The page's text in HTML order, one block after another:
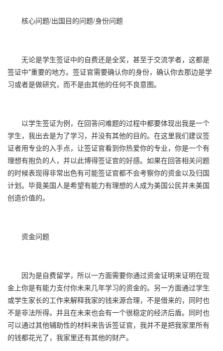
核心问题/出国目的问题/身份问题
无论是学生签证中的自费还是全奖，甚至于交流学者，这都是
签证中*重要的地方。签证官需要确认你的身份，确认你去那边是学
习或者是做研究，而不是由其他的任何不良意图。
以学生签证为例，在回答问难题的过程中都要体现出我是一个
学生，我出去是为了学习，并没有其他的目的。在这里我们建议签
证者用专业的入手点，让签证官看到你热爱你的专业，你是一个有
理想有抱负的人，并以此博得签证官的好感。如果在回答相关问题
的时候表现得非常出色有可能签证官都不会考察你的资金以及归国
计划。毕竟美国人是希望有能力有理想的人成为美国公民并未美国
创造价值的。
资金问题
因为是自费留学，所以一方面需要你通过资金证明来证明在现
金上你是有能力支付你未来几年学习的资金的。另一方面通过学生
或学生家长的工作来解释我家的钱来源合理，不是借来的，同时也
不是非法所得。并且在未来也会有一个很稳定的经济后盾。同时也
可以通过其他辅助性的材料来告诉签证官，我并不是把我家里所有
的钱都花光了，我家里还有其他的财产。